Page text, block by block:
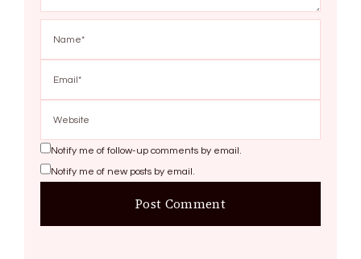
Notify me of follow-up comments by email.
Notify me of new posts by email.